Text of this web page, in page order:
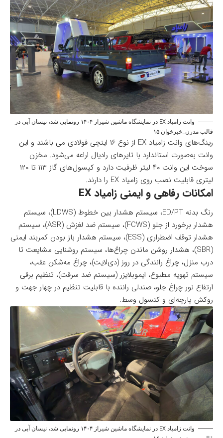
وانت زامیاد EX در نمایشگاه ماشین شیراز ۱۴۰۴ رونمایی شد، نیسان آبی در
قالب مدرن_خبرخوان ۱۵
رینگ‌های وانت زامیاد EX از نوع ۱۶ اینچی فولادی می باشند و این
وانت به‌صورت استاندارد با تایرهای رادیال اراعه می‌شود. مخزن
سوخت این وانت ۴۰ لیتر ظرفیت دارد و کپسول‌های گاز ۱۱۳ تا ۱۲۰
لیتری قابلیت نصب روی زامیاد EX را دارند.
امکانات رفاهی و ایمنی زامیاد EX
رنگ بدنه ED/PT، سیستم هشدار بین خطوط (LDWS)، سیستم
هشدار برخورد از جلو (FCWS)، سیستم ضد لغزش (ASR)، سیستم
هشدار توقف اضطراری (ESS)، سیستم هشدار باز بودن کمربند ایمنی
(SBR)، هشدار روشن ماندن چراغ‌ها، سیستم روشنایی مشایعت تا
درب منزل، چراغ رانندگی در روز (دی‌لایت)، چراغ مه‌شکن عقب،
سیستم تهویه مطبوع، ایموبلایزر (سیستم ضد سرقت)، تنظیم برقی
ارتفاع نور چراغ جلو، صندلی راننده با قابلیت تنظیم در چهار جهت و
روکش پارچه‌ای و کنسول وسط.
وانت زامیاد EX در نمایشگاه ماشین شیراز ۱۴۰۴ رونمایی شد، نیسان آبی در